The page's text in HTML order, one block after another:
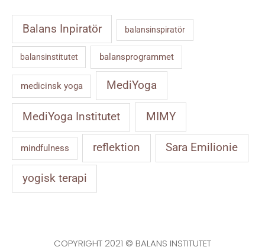
Balans Inpiratör balansinspiratör
balansinstitutet balansprogrammet
medicinsk yoga MediYoga
MediYoga Institutet MIMY
mindfulness reflektion Sara Emilionie
yogisk terapi
COPYRIGHT 2021 © BALANS INSTITUTET